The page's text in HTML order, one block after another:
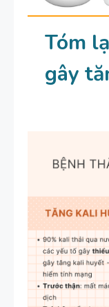
Tóm
gây